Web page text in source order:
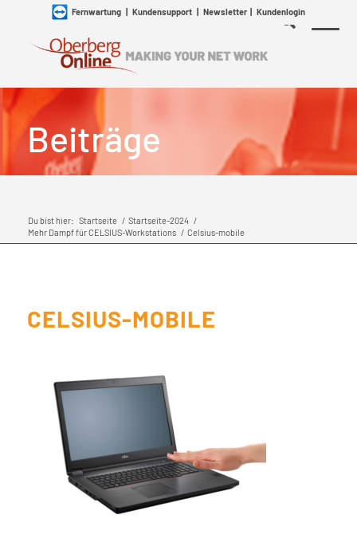
Fernwartung| Kundensupport| Newsletter| Kundenlogin
Beiträge
Du bist hier: Startseite / Startseite-2024 /
Mehr Dampf für CELSIUS-Workstations / Celsius-mobile
CELSIUS-MOBILE